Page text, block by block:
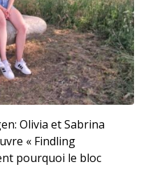
Olivia et Sabrina
« Findling
pourquoi le bloc